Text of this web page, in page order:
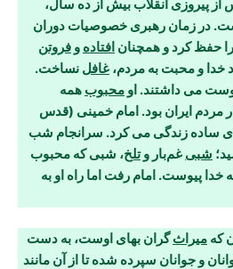
پیروزی انقلاب بیش از ده سال،
در زمان رهبری خصوصیات دوران
حفظ کرد و همچنان افتاده و فروتن
خدا و محبت به مردم، غافل نساخت.
می داشتند. او محبوب همه
مردم ایران بود. امام خمینی (قدس
ای ساده زندگی می کرد. سرانجام شب
شبی غم‌بار وتلخ، شبی که محبوب
خدا پیوست. امام رفت اما راه او به
که میراثگران بهای اوست، به دست
و جوانان سپرده شده تا از آن مانند